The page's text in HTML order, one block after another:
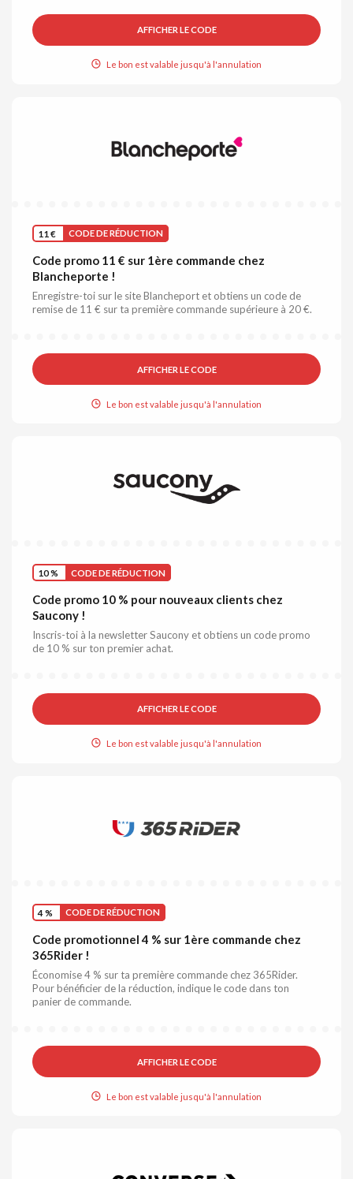
AFFICHER LE CODE
Le bon est valable jusqu'à l'annulation
11 € CODE DE RÉDUCTION
Code promo 11 € sur 1ère commande chez
Blancheporte !
Enregistre-toi sur le site Blancheport et obtiens un code de
remise de 11 € sur ta première commande supérieure à 20 €.
AFFICHER LE CODE
Le bon est valable jusqu'à l'annulation
10 % CODE DE RÉDUCTION
Code promo 10 % pour nouveaux clients chez
Saucony !
Inscris-toi à la newsletter Saucony et obtiens un code promo
de 10 % sur ton premier achat.
AFFICHER LE CODE
Le bon est valable jusqu'à l'annulation
4 % CODE DE RÉDUCTION
Code promotionnel 4 % sur 1ère commande chez
365Rider !
Économise 4 % sur ta première commande chez 365Rider.
Pour bénéficier de la réduction, indique le code dans ton
panier de commande.
AFFICHER LE CODE
Le bon est valable jusqu'à l'annulation